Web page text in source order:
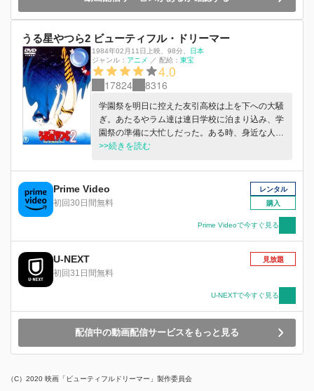
に映画を撮りたくなり、唯一彼女に選ばれ、彼女
を被写体に撮った映画は必ず大傑作になる」とい
う。だがそこにはルールがあった。 ①彼女のた
めに脚本を書くこと。②何があっても撮影を止め
ないこと。③は今だ誰もわからないという。 そ
して、迎えた新歓合宿の当日。彼の目の前に、例
の「怪談少女」（南美櫻）が現れ、「僕」は思わ
ませんか？」 無口どころか、名前も名乗らない
彼女に自宅にあったマンガから「南」と名付けた
「僕」の、彼女のための映画製作が始まった。自
身の工房で、特撮映画を準備中の優秀な後輩「小
もシュールな設定やありえないセリフ回しなど
に、ついていけないクルーは、次々に違和感を持
ち始める。それに対し、何かにとりつかれたよう
に撮影を止めようとしない「僕」。だが、その異
うる星やつら2 ビューティフル・ドリーマー
1984年02月11日上映 98分
日本
ジャンル： アニメ ／ 配給： 東宝
4.0
17824 8316
学園祭を明日に控えた友引高校は上を下への大騒
ぎ。あたるやラム達は連日学校に泊まり込み、学
園祭の準備に大忙しだった。ある時、身近な人々
が姿を消し始め、町には異常事態が次々発生。真
アーに乗り込み宇宙から町を見下ろすと…！友引
町だけが巨大のカメの上に存在していたのだ。そ
の日から町の様子は一変。あたる達のサバイバル
生活が始まった。押井守監督が放つ、日本アニメ
>>続きを読む
Prime Video
初回30日間無料
レンタル
購入
Prime Videoで今すぐ見る
U-NEXT
初回31日間無料
見放題
U-NEXTで今すぐ見る
配信中の動画配信サービスをもっと見る
（C）2020 映画「ビューティフルドリーマー」製作委員会